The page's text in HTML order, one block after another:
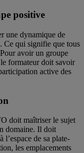
positive
une dynamique de
Ce qui signifie que tous
avoir un groupe
formateur doit savoir
active des
doit maîtriser le sujet
domaine. Il doit
l’espace de sa plate-
les emplacements